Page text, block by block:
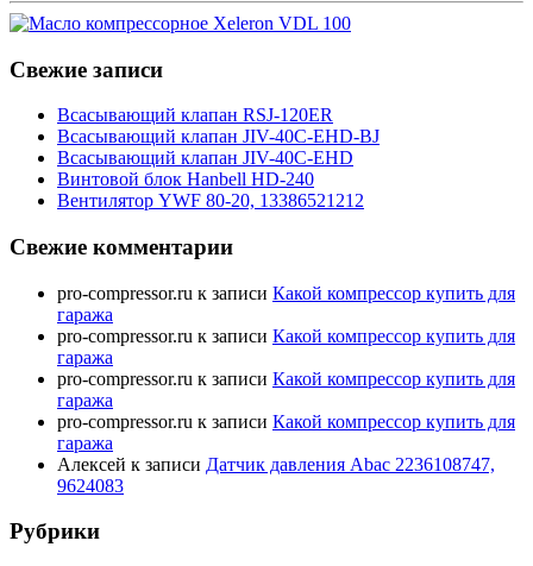
Свежие записи
Всасывающий клапан RSJ-120ER
Всасывающий клапан JIV-40C-EHD-BJ
Всасывающий клапан JIV-40C-EHD
Винтовой блок Hanbell HD-240
Вентилятор YWF 80-20, 13386521212
Свежие комментарии
pro-compressor.ru к записи Какой компрессор купить для
гаража
pro-compressor.ru к записи Какой компрессор купить для
гаража
pro-compressor.ru к записи Какой компрессор купить для
гаража
pro-compressor.ru к записи Какой компрессор купить для
гаража
Алексей к записи Датчик давления Abac 2236108747,
9624083
Рубрики